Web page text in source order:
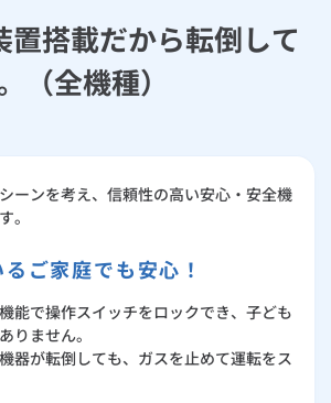
置搭載だから転倒して
（全機種）
ーンを考え、信頼性の高い安心・安全機
。
ご家庭でも安心！
能で操作スイッチをロックでき、子ども
りません。
器が転倒しても、ガスを止めて運転をス